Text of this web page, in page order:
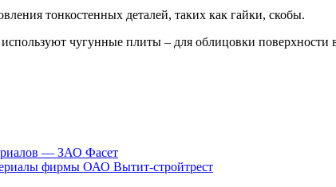
тонкостенных деталей, таких как гайки, скобы.
используют чугунные плиты – для облицовки
— ЗАО Фасет
фирмы ОАО Вытит-стройтрест